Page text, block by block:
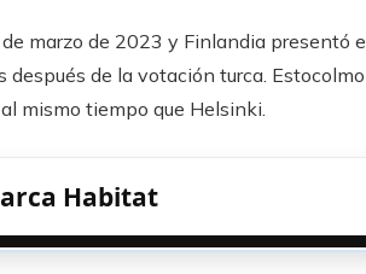
marzo de 2023 y Finlandia presentó
de la votación turca. Estocolmo
mismo tiempo que Helsinki.
Habitat